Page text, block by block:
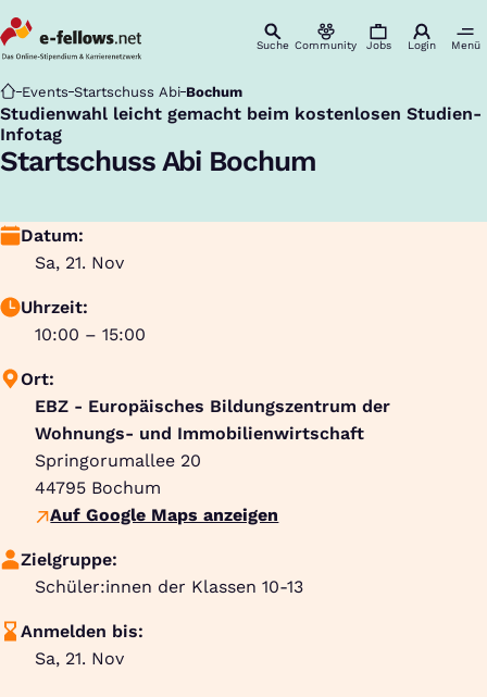
Suche Community Jobs Login Menü
Startseite
Events Startschuss Abi Bochum
Studienwahl leicht gemacht beim kostenlosen Studien-
Infotag
:
Startschuss Abi Bochum
Datum:
Sa, 21. Nov
Uhrzeit:
10:00 – 15:00
Ort:
EBZ - Europäisches Bildungszentrum der
Wohnungs- und Immobilienwirtschaft
Springorumallee 20
44795 Bochum
Auf Google Maps anzeigen
Zielgruppe:
Schüler:innen der Klassen 10-13
Anmelden bis:
Sa, 21. Nov